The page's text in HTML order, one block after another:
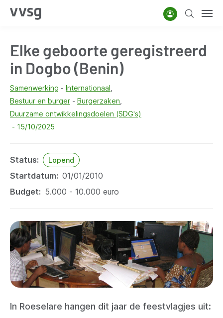
Overslaan
inhoud
gaan
AccountZoeken
Elke geboorte geregistreerd
in Dogbo (Benin)
Samenwerking
Internationaal
Bestuur en burger
Burgerzaken
Duurzame ontwikkelingsdoelen (SDG's)
15/10/2025
Status Lopend
Startdatum
01/01/2010
Budget
5.000 - 10.000 euro
In Roeselare hangen dit jaar de feestvlagjes uit: